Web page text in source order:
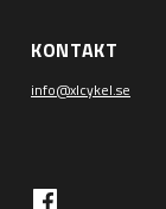
KONTAKT
info@xlcykel.se